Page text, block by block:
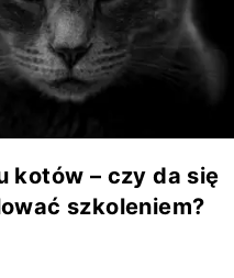
kotów – czy da się
szkoleniem?